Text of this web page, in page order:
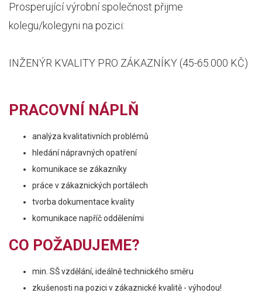
Prosperující výrobní společnost přijme
kolegu/kolegyni na pozici:
INŽENÝR KVALITY PRO ZÁKAZNÍKY (45-65.000 KČ)
PRACOVNÍ NÁPLŇ
analýza kvalitativních problémů
hledání nápravných opatření
komunikace se zákazníky
práce v zákaznických portálech
tvorba dokumentace kvality
komunikace napříč odděleními
CO POŽADUJEME?
min. SŠ vzdělání, ideálně technického směru
zkušenosti na pozici v zákaznické kvalitě - výhodou!